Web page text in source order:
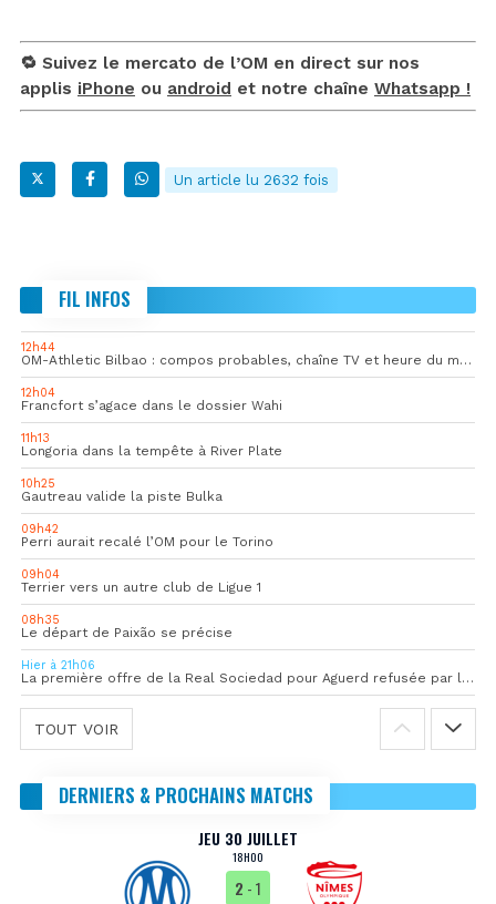
🔁 Suivez le mercato de l’OM en direct sur nos
applis iPhone ou android et notre chaîne Whatsapp !
Un article lu 2632 fois
FIL INFOS
12h44
OM-Athletic Bilbao : compos probables, chaîne TV et heure du match
12h04
Francfort s’agace dans le dossier Wahi
11h13
Longoria dans la tempête à River Plate
10h25
Gautreau valide la piste Bulka
09h42
Perri aurait recalé l’OM pour le Torino
09h04
Terrier vers un autre club de Ligue 1
08h35
Le départ de Paixão se précise
Hier à 21h06
La première offre de la Real Sociedad pour Aguerd refusée par l’OM
TOUT VOIR
DERNIERS & PROCHAINS MATCHS
JEU 30 JUILLET
18H00
2 - 1